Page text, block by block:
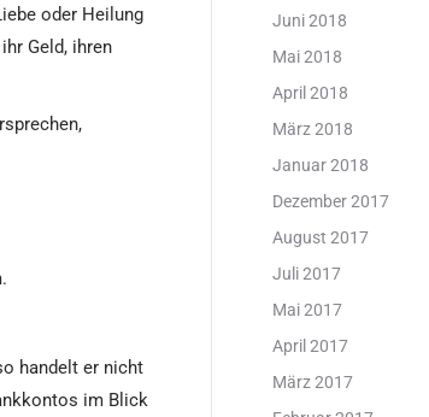
oder Heilung
Geld, ihren
handelt er nicht
im Blick
Juni 2018
Mai 2018
April 2018
März 2018
Januar 2018
Dezember 2017
August 2017
Juli 2017
Mai 2017
April 2017
März 2017